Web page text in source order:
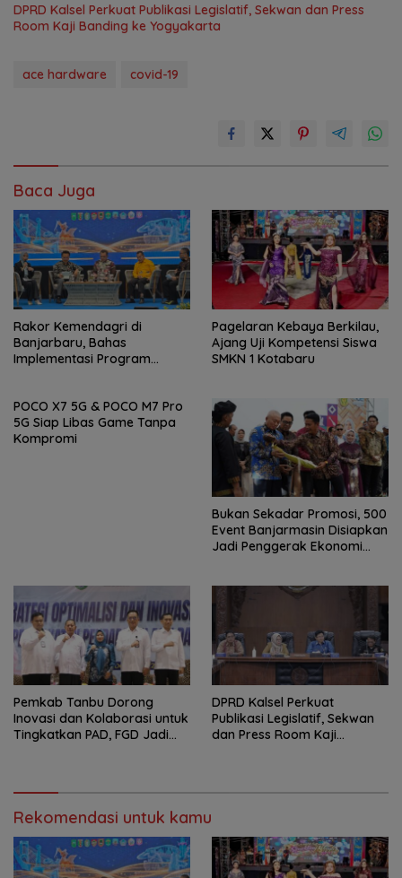
‎DPRD Kalsel Perkuat Publikasi Legislatif, Sekwan dan Press
Room Kaji Banding ke Yogyakarta
ace hardware covid-19
Baca Juga
Rakor Kemendagri di
Banjarbaru, Bahas
Implementasi Program
Pagelaran Kebaya Berkilau,
Ajang Uji Kompetensi Siswa
SMKN 1 Kotabaru
POCO X7 5G & POCO M7 Pro
5G Siap Libas Game Tanpa
Kompromi
Bukan Sekadar Promosi, 500
Event Banjarmasin Disiapkan
Jadi Penggerak Ekonomi
Pemkab Tanbu Dorong
Inovasi dan Kolaborasi untuk
Tingkatkan PAD, FGD Jadi
‎DPRD Kalsel Perkuat
Publikasi Legislatif, Sekwan
dan Press Room Kaji
Rekomendasi untuk kamu